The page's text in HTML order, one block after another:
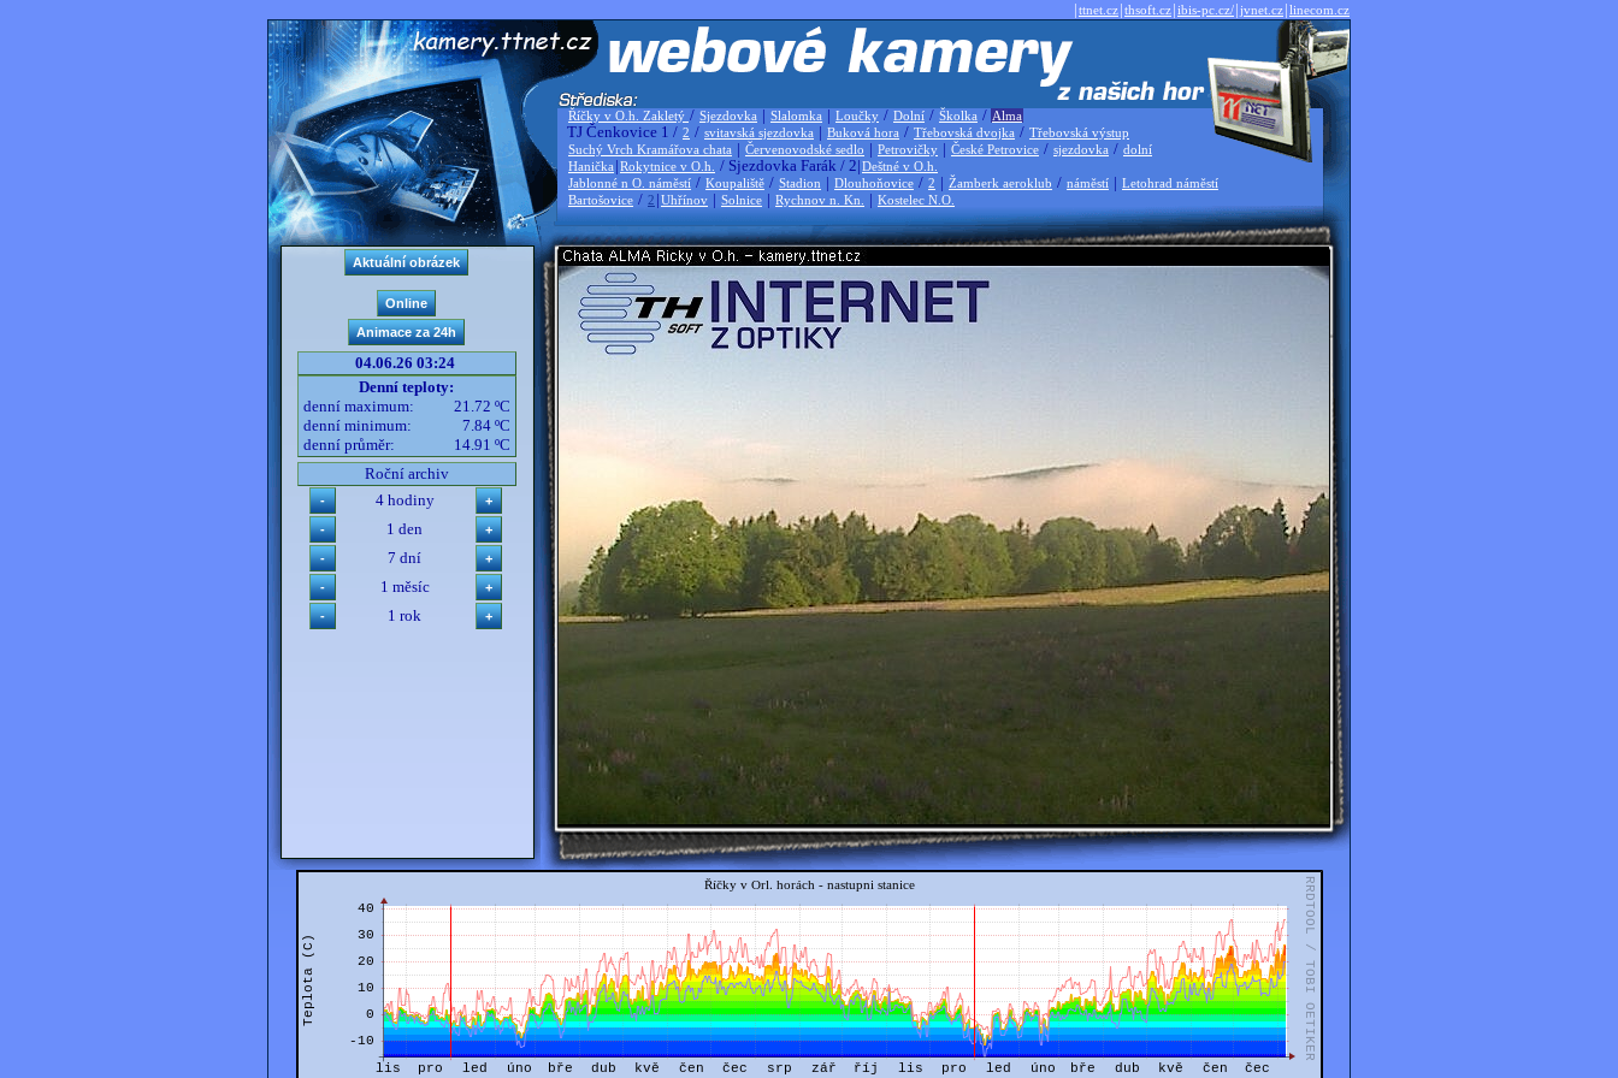
|ttnet.cz|thsoft.cz|ibis-pc.cz/|jvnet.cz|linecom.cz
Říčky v O.h. Zakletý / Sjezdovka | Slalomka | Loučky / Dolní / Školka / Alma
TJ Čenkovice 1 / 2 / svitavská sjezdovka | Buková hora / Třebovská dvojka / Třebovská výstup
Suchý Vrch Kramářova chata | Červenovodské sedlo | Petrovičky | České Petrovice / sjezdovka / dolní
Hanička |Rokytnice v O.h. / Sjezdovka Farák / 2|Deštné v O.h.
Jablonné n O. náměstí / Koupaliště / Stadion | Dlouhoňovice / 2 | Žamberk aeroklub / náměstí | Letohrad náměstí
Bartošovice / 2 |Uhřínov | Solnice | Rychnov n. Kn. | Kostelec N.O.
04.06.26 03:24
Denní teploty:
denní maximum:
21.72 ºC
denní minimum:
7.84 ºC
denní průměr:
14.91 ºC
Roční archiv
4 hodiny
1 den
7 dní
1 měsíc
1 rok